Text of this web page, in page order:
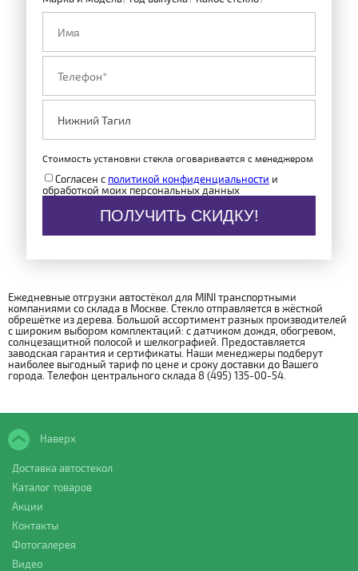
Стоимость установки стекла оговаривается с менеджером
Согласен с политикой конфиденциальности и
обработкой моих персональных данных
ПОЛУЧИТЬ СКИДКУ!
Ежедневные отгрузки автостёкол для MINI транспортными
компаниями со склада в Москве. Стекло отправляется в жёсткой
обрешётке из дерева. Большой ассортимент разных производителей
с широким выбором комплектаций: с датчиком дождя, обогревом,
солнцезащитной полосой и шелкографией. Предоставляется
заводская гарантия и сертификаты. Наши менеджеры подберут
наиболее выгодный тариф по цене и сроку доставки до Вашего
города. Телефон центрального склада 8 (495) 135-00-54.
Наверх
Доставка автостекол
Каталог товаров
Акции
Контакты
Фотогалерея
Видео